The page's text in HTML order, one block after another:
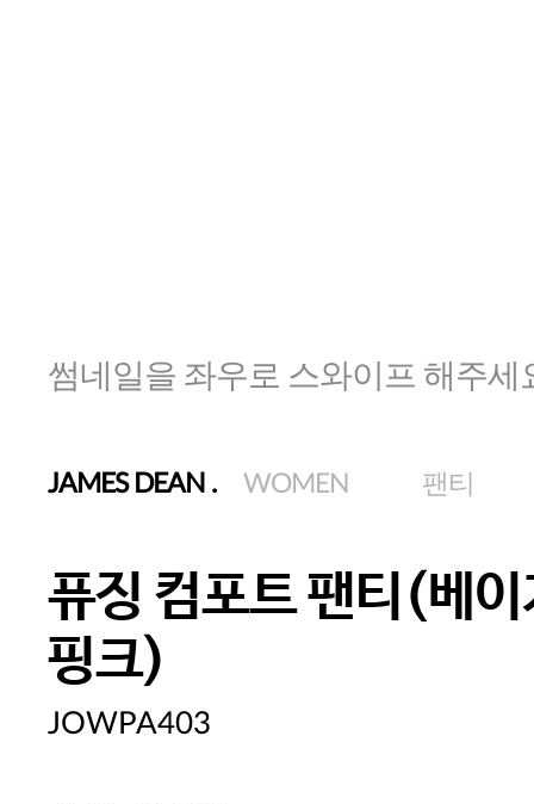
썸네일을 좌우로 스와이프 해주세
JAMES DEAN . WOMEN 팬티
퓨징 컴포트 팬티(베
핑크)
JOWPA403